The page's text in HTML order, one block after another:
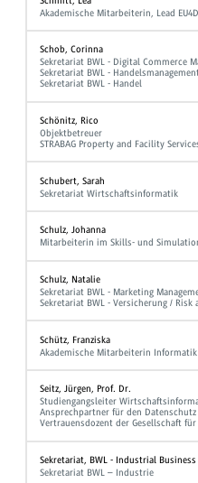
Akademische Mitarbeiterin, Lead
Schob, Corinna
Sekretariat BWL - Digital Commerce
Sekretariat BWL -
Sekretariat BWL - Handel
Schönitz, Rico
Objektbetreuer
STRABAG Property and Facility
Schubert, Sarah
Sekretariat Wirtschaftsinformatik
Schulz, Johanna
Mitarbeiterin im Skills- und
Schulz, Natalie
Sekretariat BWL - Marketing
Sekretariat BWL - Versicherung / Risk
Schütz, Franziska
Akademische Mitarbeiterin Informatik
Seitz, Jürgen, Prof. Dr.
Studiengangsleiter
Ansprechpartner für den Datenschutz
Vertrauensdozent der Gesellschaft
Sekretariat, BWL - Industrial Business
Sekretariat BWL – Industrie